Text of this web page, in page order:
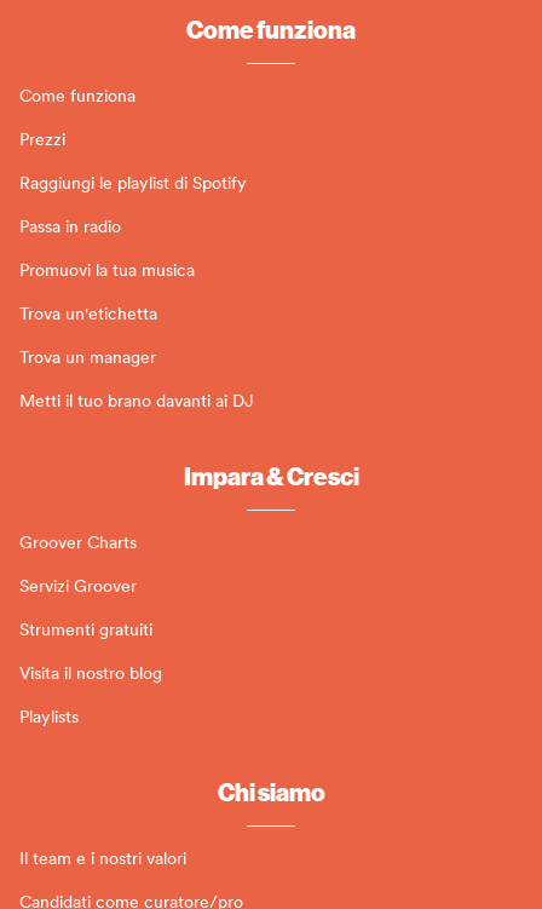
Come funziona
Come funziona
Prezzi
Raggiungi le playlist di Spotify
Passa in radio
Promuovi la tua musica
Trova un'etichetta
Trova un manager
Metti il tuo brano davanti ai DJ
Impara & Cresci
Groover Charts
Servizi Groover
Strumenti gratuiti
Visita il nostro blog
Playlists
Chi siamo
Il team e i nostri valori
Candidati come curatore/pro